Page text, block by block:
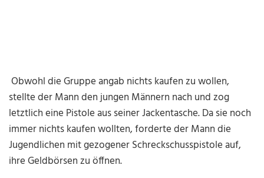
Obwohl die Gruppe angab nichts kaufen zu wollen,
stellte der Mann den jungen Männern nach und zog
letztlich eine Pistole aus seiner Jackentasche. Da sie noch
immer nichts kaufen wollten, forderte der Mann die
Jugendlichen mit gezogener Schreckschusspistole auf,
ihre Geldbörsen zu öffnen.